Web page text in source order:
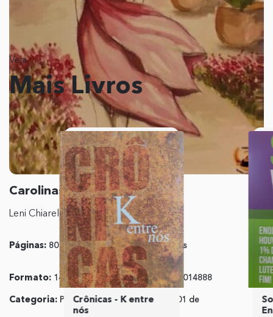
Carolinas
Leni Chiarello Ziliotto
Páginas: 80 Editora:Ações
Literárias
Formato: 14x21cm ISBN: 9786599014888
Categoria: Poesia Publicação:
01 de
Veja
Mais Livros
Crônicas - K entre